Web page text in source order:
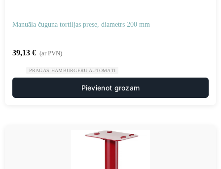
Manuāla čuguna tortiljas prese, diametrs 200 mm
39,13 € (ar PVN)
PRĀGAS HAMBURGERU AUTOMĀTI
Pievienot grozam